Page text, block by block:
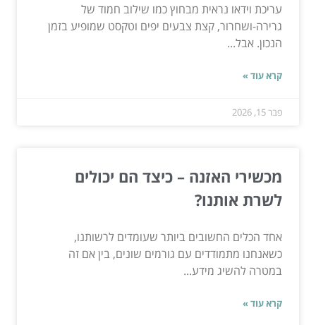
עריכת וידאו נראית מבחוץ כמו שילוב חמוד של
גרירה-ושחרור, קצת צבעים יפים וטקסט שמופיע בזמן
הנכון. אבל...
קרא עוד »
פבר 15, 2026
מכשירי האזנה – כיצד הם יכולים
לשרת אותנו?
אחד הכלים החשובים ביותר שעומדים לרשותנו,
כשאנחנו מתמודדים עם גורמים שונים, בין אם זה
במטרה להשיג מידע...
קרא עוד »